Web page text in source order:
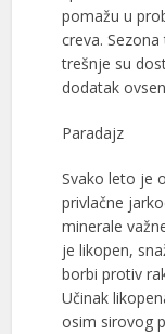
pomažu u
creva.
trešnje su
dodatak
Paradajz
Svako leto je
privlačne
minerale
je likopen,
borbi protiv
Učinak
osim sirovog